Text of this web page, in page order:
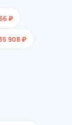
₽
908 ₽